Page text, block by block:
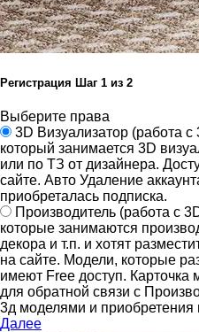
Регистрация Шаг 1 из 2
Выберите права
3D Визуализатор (работа
который занимается 3D
или по ТЗ от дизайнера.
сайте. Авто Удаление
приобреталась подписка.
Производитель (работа с
которые занимаются
декора и т.п. и хотят
на сайте. Модели, которые
имеют Free доступ.
для обратной связи с
3д моделями и приобретения
Далее